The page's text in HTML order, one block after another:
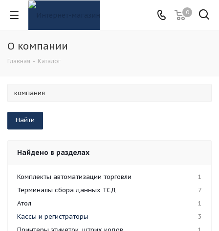
0
О компании
Главная - Каталог
Найдено в разделах
Комплекты автоматизации торговли
1
Терминалы сбора данных ТСД
7
Атол
1
Кассы и регистраторы
3